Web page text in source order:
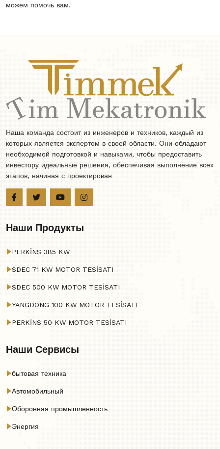
можем помочь вам.
Наша команда состоит из инженеров и техников, каждый из
которых является экспертом в своей области. Они обладают
необходимой подготовкой и навыками, чтобы предоставить
инвестору идеальные решения, обеспечивая выполнение всех
этапов, начиная с проектирован
Наши Продукты
PERKİNS 385 KW
SDEC 71 KW MOTOR TESİSATI
SDEC 500 KW MOTOR TESİSATI
YANGDONG 100 KW MOTOR TESİSATI
PERKİNS 50 KW MOTOR TESİSATI
Наши Сервисы
бытовая техника
Автомобильный
Оборонная промышленность
Энергия